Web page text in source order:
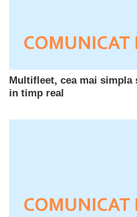
Multifleet, cea mai simpla
in timp real